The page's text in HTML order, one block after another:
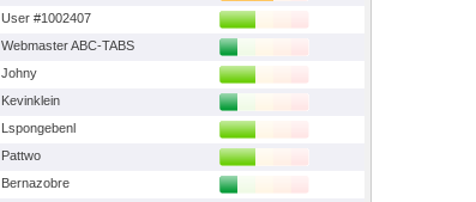
User #1002407
Webmaster ABC-TABS
Johny
Kevinklein
Lspongebenl
Pattwo
Bernazobre